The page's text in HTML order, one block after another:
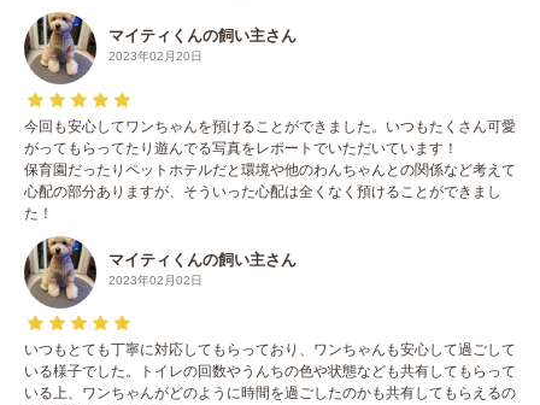
マイティくんの飼い主さん
2023年02月20日
今回も安心してワンちゃんを預けることができました。いつもたくさん可愛
がってもらってたり遊んでる写真をレポートでいただいています！
保育園だったりペットホテルだと環境や他のわんちゃんとの関係など考えて
心配の部分ありますが、そういった心配は全くなく預けることができまし
た！
マイティくんの飼い主さん
2023年02月02日
いつもとても丁寧に対応してもらっており、ワンちゃんも安心して過ごして
いる様子でした。トイレの回数やうんちの色や状態なども共有してもらって
いる上、ワンちゃんがどのように時間を過ごしたのかも共有してもらえるの